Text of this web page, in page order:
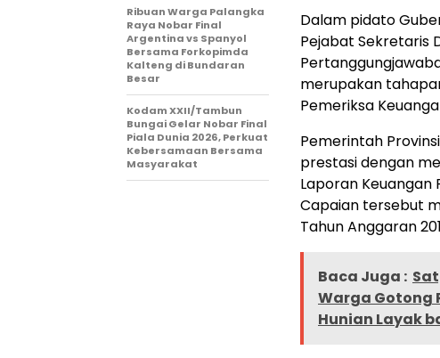
Dalam pidato
Pejabat Sekretaris
merupakan
Pemeriksa
Pemerintah
prestasi dengan
Laporan Keuangan
Capaian tersebut
Tahun Anggaran
Baca Juga :
Warga Gotong
Hunian Layak
Ribuan Warga Palangka
Raya Nobar Final
Argentina vs Spanyol
Bersama Forkopimda
Kalteng di Bundaran
Besar
Kodam XXII/Tambun
Bungai Gelar Nobar Final
Piala Dunia 2026, Perkuat
Kebersamaan Bersama
Masyarakat